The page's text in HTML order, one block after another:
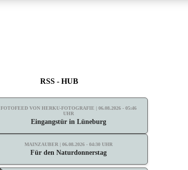
RSS - HUB
FOTOFEED VON HERKU-FOTOGRAFIE | 06.08.2026 - 05:46
UHR
Eingangstür in Lüneburg
MAINZAUBER | 06.08.2026 - 04:30 UHR
Für den Naturdonnerstag